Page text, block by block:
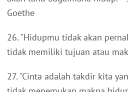
Goethe
26. "Hidupmu tidak akan
tidak memiliki tujuan atau
27. "Cinta adalah takdir kita